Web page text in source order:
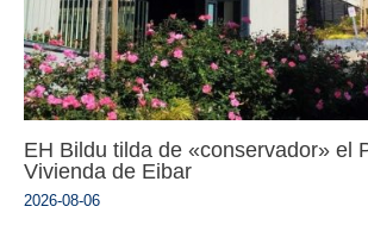
EH Bildu tilda de «conservador» el
Vivienda de Eibar
2026-08-06